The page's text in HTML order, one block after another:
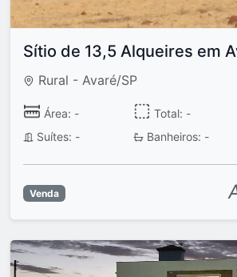
Sítio de 13,5 Alqueires em
Rural - Avaré/SP
Área: - Total: -
Suítes: -
Banheiros: -
Venda